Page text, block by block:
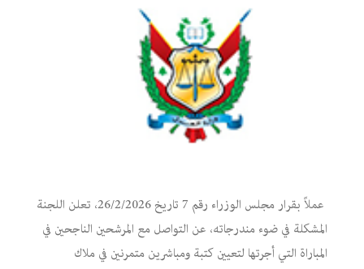
عملاً بقرار مجلس الوزراء رقم 7 تاريخ 26/2/2026، تعلن اللجنة
المشكلة في ضوء مندرجاته، عن التواصل مع المرشحين الناجحين في
المباراة التي أجرتها لتعيين كتبة ومباشرين متمرنين في ملاك